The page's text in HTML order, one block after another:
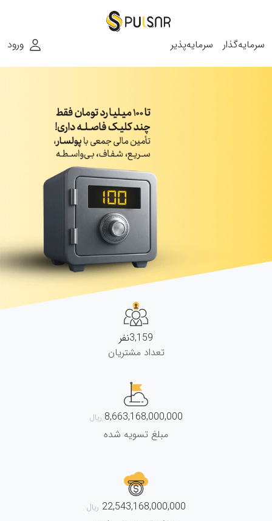
سرمایه‌گذار سرمایه‌پذیر ورود
3,159نفر
تعداد مشتریان
8,663,168,000,000
مبلغ تسویه شده
22,543,168,000,000